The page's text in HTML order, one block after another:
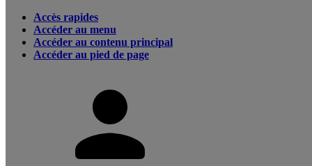
Accès rapides
Accéder au menu
Accéder au contenu principal
Accéder au pied de page